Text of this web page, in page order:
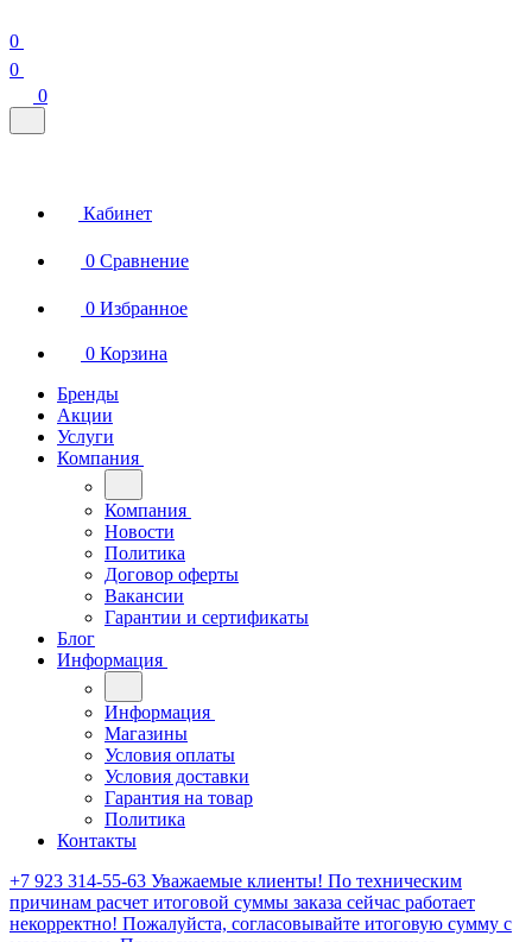
0
0
0
Кабинет
0 Сравнение
0 Избранное
0 Корзина
Бренды
Акции
Услуги
Компания
Компания
Новости
Политика
Договор оферты
Вакансии
Гарантии и сертификаты
Блог
Информация
Информация
Магазины
Условия оплаты
Условия доставки
Гарантия на товар
Политика
Контакты
+7 923 314-55-63 Уважаемые клиенты! По техническим
причинам расчет итоговой суммы заказа сейчас работает
некорректно! Пожалуйста, согласовывайте итоговую сумму с